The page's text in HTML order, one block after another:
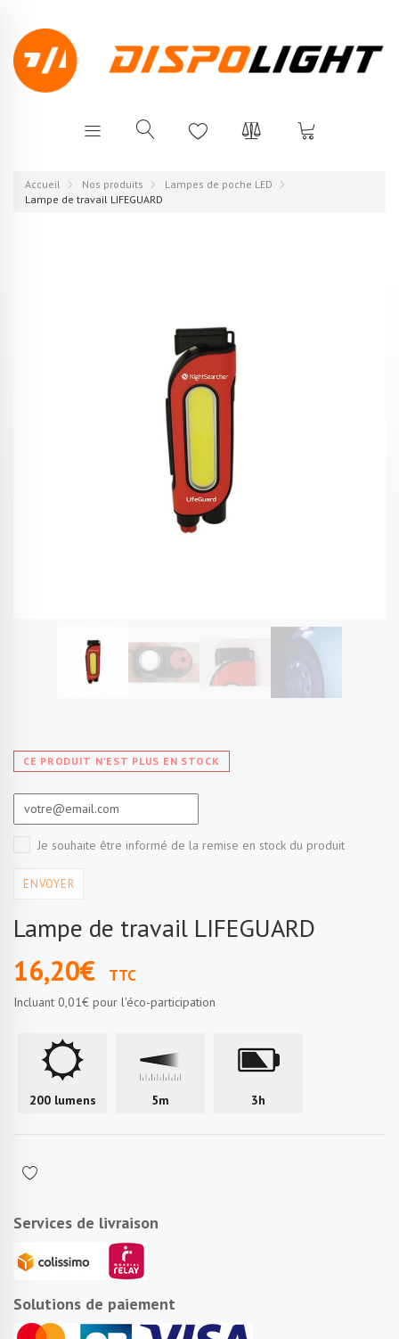
Accueil Nos produits
Lampes de poche LED
Lampe de travail LIFEGUARD
CE PRODUIT N'EST PLUS EN STOCK
Je souhaite être informé de la remise en stock du produit
ENVOYER
Lampe de travail LIFEGUARD
16,20€ TTC
Incluant 0,01€ pour l'éco-participation
200 lumens 5m 3h
Services de livraison
Solutions de paiement